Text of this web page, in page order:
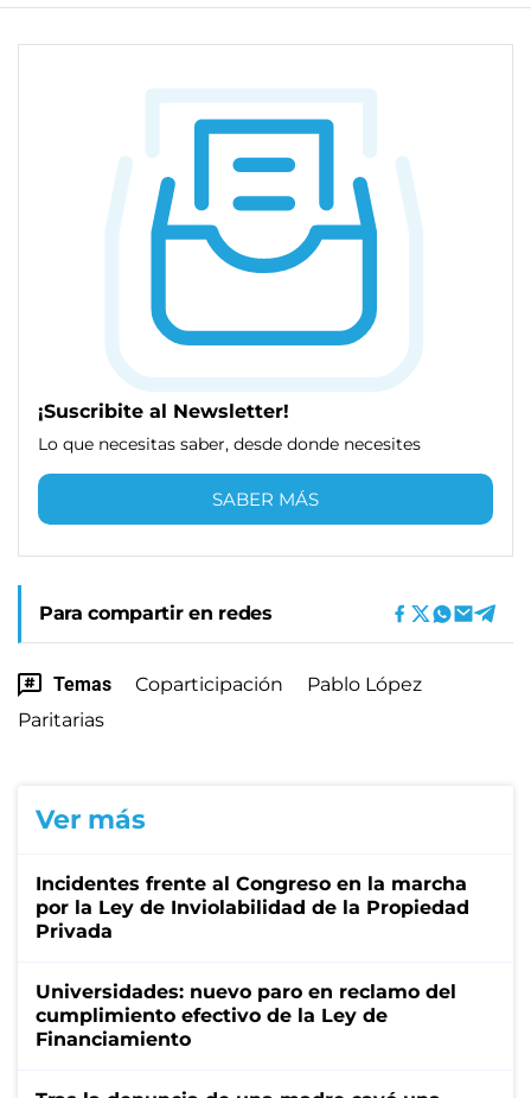
¡Suscribite al Newsletter!
Lo que necesitas saber, desde donde necesites
SABER MÁS
Para compartir en redes
Temas Coparticipación
Pablo López
Paritarias
Ver más
Incidentes frente al Congreso en la marcha
por la Ley de Inviolabilidad de la Propiedad
Privada
Universidades: nuevo paro en reclamo del
cumplimiento efectivo de la Ley de
Financiamiento